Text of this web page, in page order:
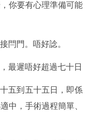
你要有心理準備可能
閂門。唔好諗。
最遲唔好超過七十日
五到五十五日，即係
中，手術過程簡單、